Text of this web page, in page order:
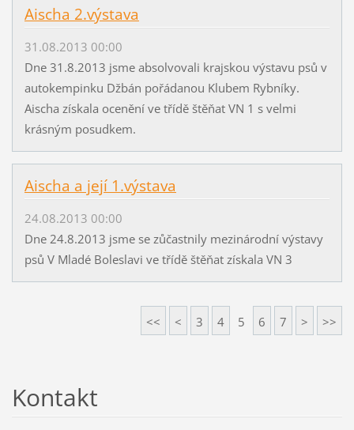
Aischa 2.výstava
31.08.2013 00:00
Dne 31.8.2013 jsme absolvovali krajskou výstavu psů v
autokempinku Džbán pořádanou Klubem Rybníky.
Aischa získala ocenění ve třídě štěňat VN 1 s velmi
krásným posudkem.
Aischa a její 1.výstava
24.08.2013 00:00
Dne 24.8.2013 jsme se zůčastnily mezinárodní výstavy
psů V Mladé Boleslavi ve třídě štěňat získala VN 3
<< < 3 4 5 6 7 > >>
Kontakt